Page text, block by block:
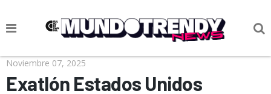
NOTICIAS
CULTURA POP
Noviembre 07, 2025
Exatlón Estados Unidos